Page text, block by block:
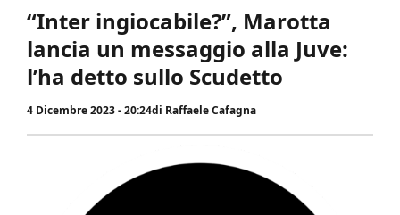
“Inter ingiocabile?”, Marotta
lancia un messaggio alla Juve:
l’ha detto sullo Scudetto
4 Dicembre 2023 - 20:24di Raffaele Cafagna